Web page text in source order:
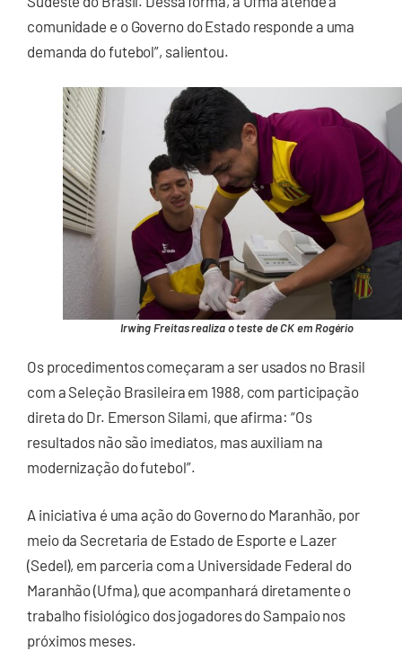
comunidade e o Governo do Estado responde a uma
demanda do futebol”, salientou.
Irwing Freitas realiza o teste de CK em Rogério
Os procedimentos começaram a ser usados no Brasil
com a Seleção Brasileira em 1988, com participação
direta do Dr. Emerson Silami, que afirma: “Os
resultados não são imediatos, mas auxiliam na
modernização do futebol”.
A iniciativa é uma ação do Governo do Maranhão, por
meio da Secretaria de Estado de Esporte e Lazer
(Sedel), em parceria com a Universidade Federal do
Maranhão (Ufma), que acompanhará diretamente o
trabalho fisiológico dos jogadores do Sampaio nos
próximos meses.